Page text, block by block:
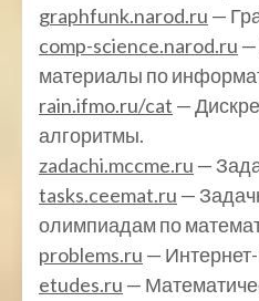
graphfunk.narod.ru —
comp-science.narod.ru —
материалы по
rain.ifmo.ru/cat —
алгоритмы.
zadachi.mccme.ru —
tasks.ceemat.ru —
олимпиадам по
problems.ru —
etudes.ru —